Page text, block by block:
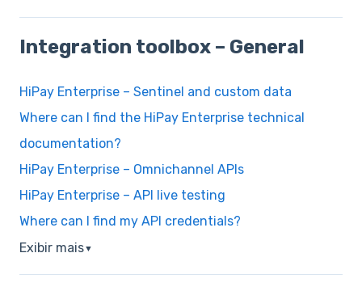
Integration toolbox – General
HiPay Enterprise – Sentinel and custom data
Where can I find the HiPay Enterprise technical
documentation?
HiPay Enterprise – Omnichannel APIs
HiPay Enterprise – API live testing
Where can I find my API credentials?
Exibir mais▼